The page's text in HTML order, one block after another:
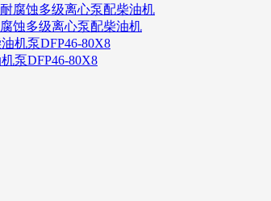
蚀多级离心泵配柴油机
泵DFP46-80X8